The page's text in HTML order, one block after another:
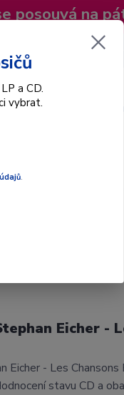
posouvá na
(Po-Pá,
Eicher -
Eicher - Les
stavu CD a
a CD.
vybrat.
.